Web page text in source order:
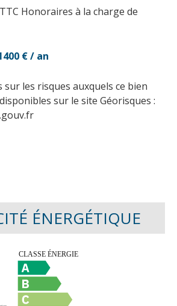
Honoraires à la charge de
€ / an
les risques auxquels ce bien
sur le site Géorisques :
ÉNERGÉTIQUE